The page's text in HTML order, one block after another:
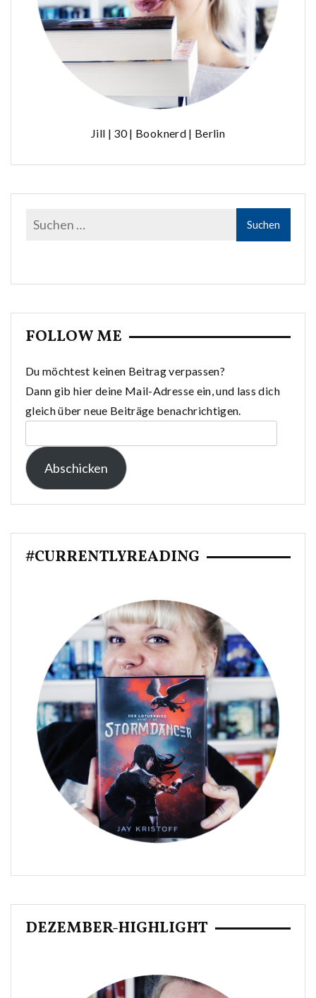
Jill | 30 | Booknerd | Berlin
FOLLOW ME
Du möchtest keinen Beitrag verpassen?
Dann gib hier deine Mail-Adresse ein, und lass dich
gleich über neue Beiträge benachrichtigen.
Mail-
Adresse:
Abschicken
#CURRENTLYREADING
DEZEMBER-HIGHLIGHT